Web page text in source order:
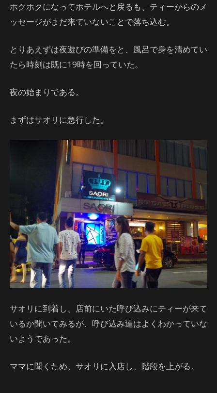
ホクホクになってホテルへと戻るも、ティーからのメ
ッセージがまだ来ていないことで落ち込む。
とりあえずは夜遊びの準備をと、風呂で身を清めてい
たら時刻は既に19時を回っていた。
夜の始まりである。
まずはサオリに急行した。
サオリに到着し、店前にいた呼び込みにティーが来て
いるか聞いてみるが、呼び込み達はよくわかっていな
いようであった。
ママに聞くため、サオリに入店し、階段を上がる。